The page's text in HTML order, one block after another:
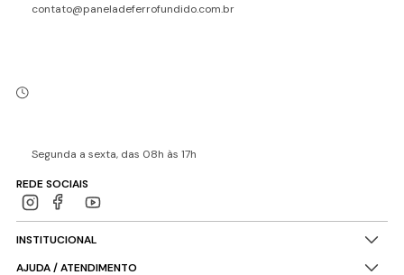
contato@paneladeferrofundido.com.br
Segunda a sexta, das 08h às 17h
REDE SOCIAIS
INSTITUCIONAL
AJUDA / ATENDIMENTO